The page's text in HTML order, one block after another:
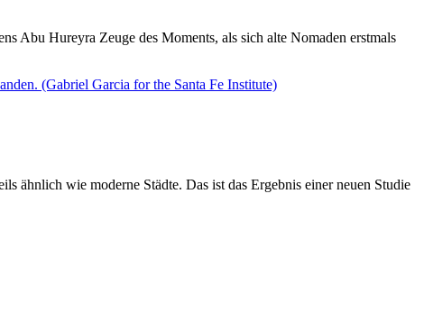
Abu Hureyra Zeuge des Moments, als sich alte Nomaden erstmals
ähnlich wie moderne Städte. Das ist das Ergebnis einer neuen Studie